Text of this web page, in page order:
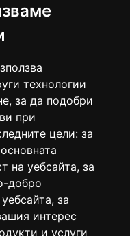
технологии
за да подобри
при
цели: за
на уебсайта, за
добро
, за
интерес
и услуги